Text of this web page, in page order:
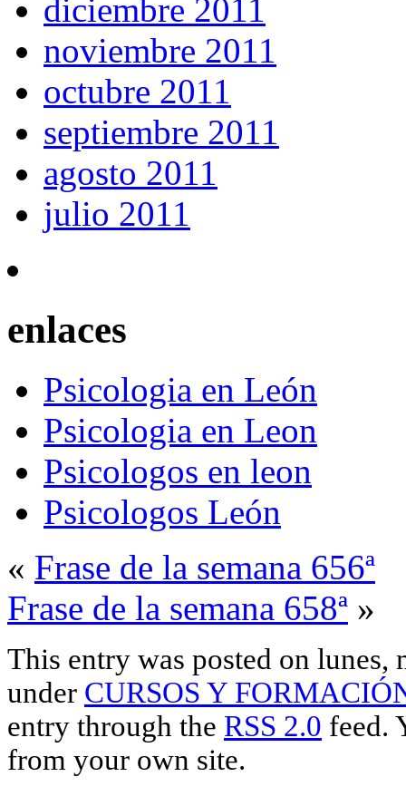
diciembre 2011
noviembre 2011
octubre 2011
septiembre 2011
agosto 2011
julio 2011
enlaces
Psicologia en León
Psicologia en Leon
Psicologos en leon
Psicologos León
« Frase de la semana 656ª
Frase de la semana 658ª »
This entry was posted on
under CURSOS Y
entry through the RSS 2.0 feed.
from your own site.